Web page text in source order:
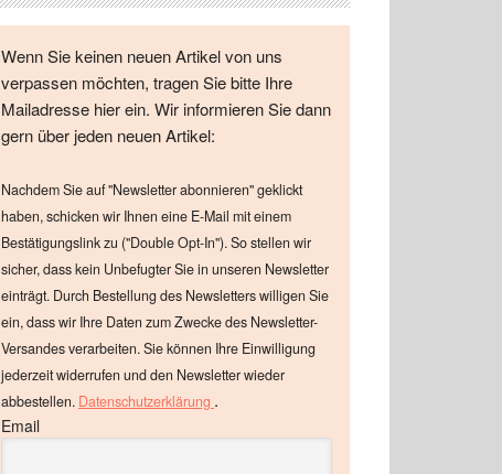
Wenn Sie keinen neuen Artikel von uns
verpassen möchten, tragen Sie bitte Ihre
Mailadresse hier ein. Wir informieren Sie dann
gern über jeden neuen Artikel:
Nachdem Sie auf "Newsletter abonnieren" geklickt
haben, schicken wir Ihnen eine E-Mail mit einem
Bestätigungslink zu ("Double Opt-In"). So stellen wir
sicher, dass kein Unbefugter Sie in unseren Newsletter
einträgt. Durch Bestellung des Newsletters willigen Sie
ein, dass wir Ihre Daten zum Zwecke des Newsletter-
Versandes verarbeiten. Sie können Ihre Einwilligung
jederzeit widerrufen und den Newsletter wieder
abbestellen. Datenschutzerklärung .
Email